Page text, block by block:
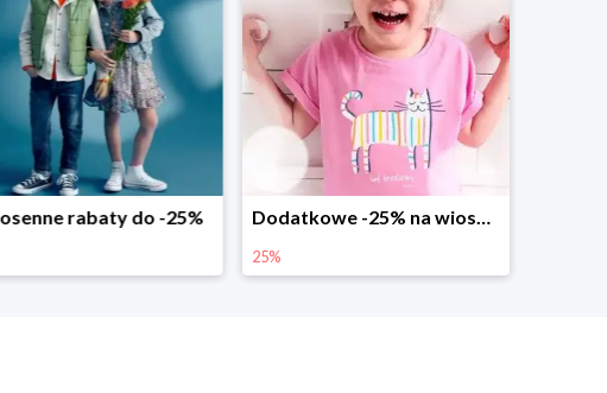
rabaty do -25% Dodatkowe -25% na wiosenne nowości
25%